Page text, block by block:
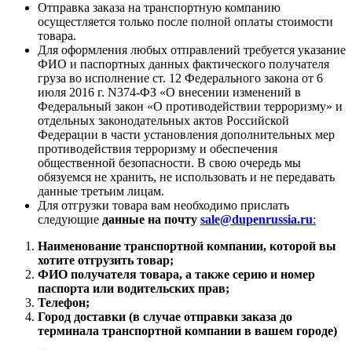
Отправка заказа на транспортную компанию
осущестляется только после полной оплаты стоимости
товара.
Для оформления любых отправлений требуется указание
ФИО и паспортных данных фактического получателя
груза во исполнение ст. 12 Федерального закона от 6
июля 2016 г. N374-ФЗ «О внесении изменений в
Федеральный закон «О противодействии терроризму» и
отдельных законодательных актов Российской
Федерации в части установления дополнительных мер
противодействия терроризму и обеспечения
общественной безопасности. В свою очередь мы
обязуемся не хранить, не использовать и не передавать
данные третьим лицам.
Для отгрузки товара вам необходимо прислать
следующие данные на почту sale@dupenrussia.ru:
Наименование транспортной компании, которой вы
хотите отгрузить товар;
ФИО получателя товара, а также серию и номер
паспорта или водительских прав;
Телефон;
Город доставки (в случае отправки заказа до
терминала транспортной компании в вашем городе)